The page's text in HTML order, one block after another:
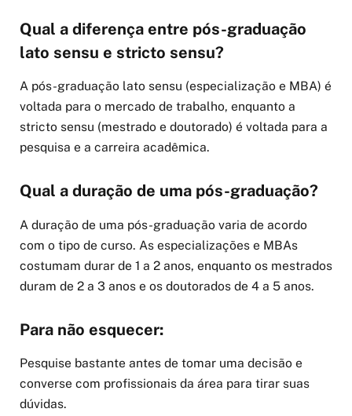
Qual a diferença entre pós-graduação
lato sensu e stricto sensu?
A pós-graduação lato sensu (especialização e MBA) é
voltada para o mercado de trabalho, enquanto a
stricto sensu (mestrado e doutorado) é voltada para a
pesquisa e a carreira acadêmica.
Qual a duração de uma pós-graduação?
A duração de uma pós-graduação varia de acordo
com o tipo de curso. As especializações e MBAs
costumam durar de 1 a 2 anos, enquanto os mestrados
duram de 2 a 3 anos e os doutorados de 4 a 5 anos.
Para não esquecer:
Pesquise bastante antes de tomar uma decisão e
converse com profissionais da área para tirar suas
dúvidas.